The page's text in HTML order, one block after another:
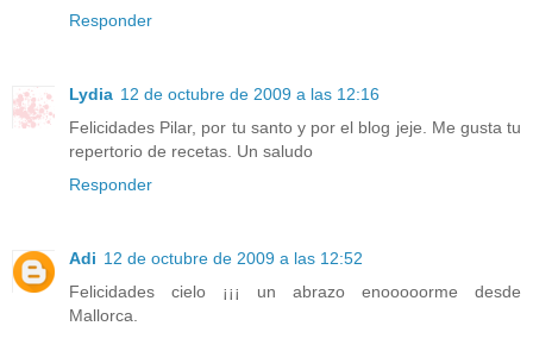
Responder
Lydia 12 de octubre de 2009 a las 12:16
Felicidades Pilar, por tu santo y por el blog jeje. Me gusta tu
repertorio de recetas. Un saludo
Responder
Adi 12 de octubre de 2009 a las 12:52
Felicidades cielo ¡¡¡ un abrazo enooooorme desde
Mallorca.